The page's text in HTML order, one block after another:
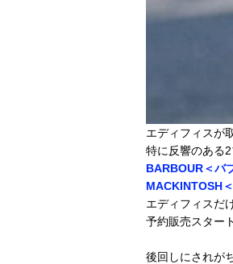
エディフィスが
特に反響のある
BARBOUR＜バ
MACKINTOSH
エディフィスだ
予約販売スター
後回しにされが